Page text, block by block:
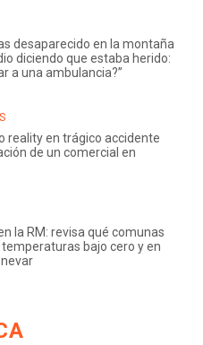
desaparecido en la montaña
diciendo que estaba herido:
a una ambulancia?”
reality en trágico accidente
de un comercial en
la RM: revisa qué comunas
bajo cero y en